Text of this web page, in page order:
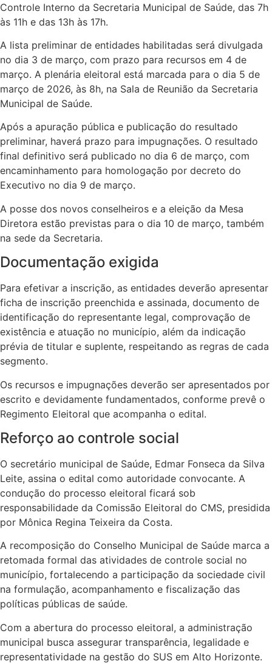
Controle Interno da Secretaria Municipal de Saúde, das 7h
às 11h e das 13h às 17h.
A lista preliminar de entidades habilitadas será divulgada
no dia 3 de março, com prazo para recursos em 4 de
março. A plenária eleitoral está marcada para o dia 5 de
março de 2026, às 8h, na Sala de Reunião da Secretaria
Municipal de Saúde.
Após a apuração pública e publicação do resultado
preliminar, haverá prazo para impugnações. O resultado
final definitivo será publicado no dia 6 de março, com
encaminhamento para homologação por decreto do
Executivo no dia 9 de março.
A posse dos novos conselheiros e a eleição da Mesa
Diretora estão previstas para o dia 10 de março, também
na sede da Secretaria.
Documentação exigida
Para efetivar a inscrição, as entidades deverão apresentar
ficha de inscrição preenchida e assinada, documento de
identificação do representante legal, comprovação de
existência e atuação no município, além da indicação
prévia de titular e suplente, respeitando as regras de cada
segmento.
Os recursos e impugnações deverão ser apresentados por
escrito e devidamente fundamentados, conforme prevê o
Regimento Eleitoral que acompanha o edital.
Reforço ao controle social
O secretário municipal de Saúde, Edmar Fonseca da Silva
Leite, assina o edital como autoridade convocante. A
condução do processo eleitoral ficará sob
responsabilidade da Comissão Eleitoral do CMS, presidida
por Mônica Regina Teixeira da Costa.
A recomposição do Conselho Municipal de Saúde marca a
retomada formal das atividades de controle social no
município, fortalecendo a participação da sociedade civil
na formulação, acompanhamento e fiscalização das
políticas públicas de saúde.
Com a abertura do processo eleitoral, a administração
municipal busca assegurar transparência, legalidade e
representatividade na gestão do SUS em Alto Horizonte.